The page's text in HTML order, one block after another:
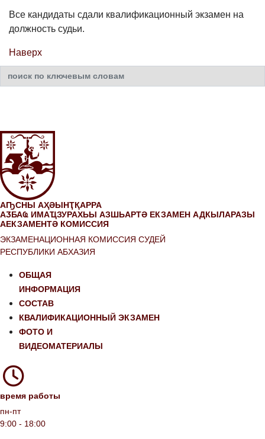
Все кандидаты сдали квалификационный экзамен на
должность судьи.
Наверх
АҦСНЫ АҲӘЫНҬҚАРРА
АӠБАҨ ИМАҴЗУРАХЬЫ АЗШЬАРТӘ ЕКЗАМЕН АДКЫЛАРАЗЫ
АЕКЗАМЕНТӘ КОМИССИЯ
ЭКЗАМЕНАЦИОННАЯ КОМИССИЯ СУДЕЙ
РЕСПУБЛИКИ АБХАЗИЯ
ОБЩАЯ
ИНФОРМАЦИЯ
СОСТАВ
КВАЛИФИКАЦИОННЫЙ ЭКЗАМЕН
ФОТО И
ВИДЕОМАТЕРИАЛЫ
время работы
пн-пт
9:00 - 18:00